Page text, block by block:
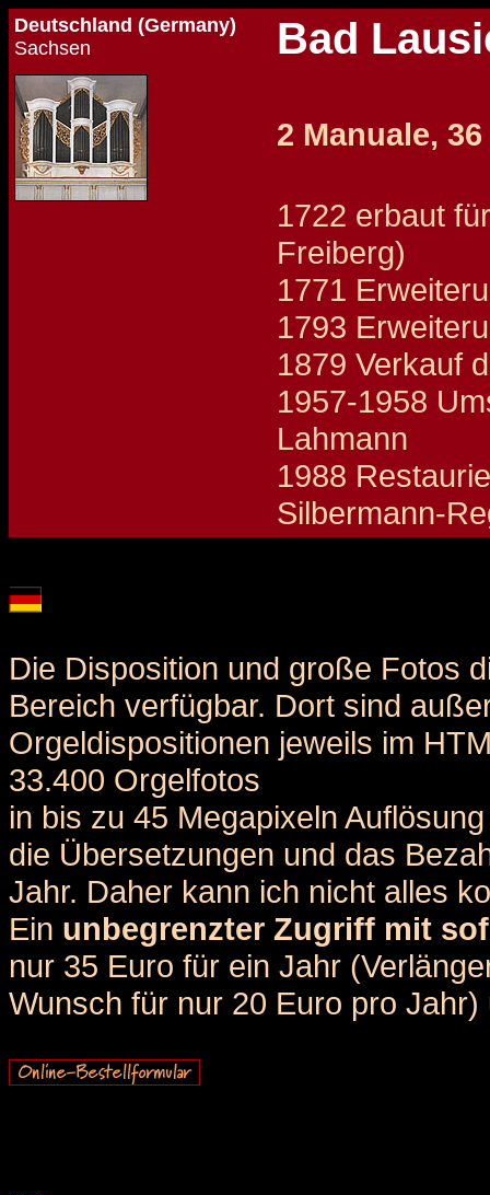
Deutschland (Germany)
Sachsen
Bad
2 Manuale,
1722 erbaut
Freiberg)
1771
1793
1879 Verkauf
1957-1958
Lahmann
1988
Silbermann-
Die Disposition und große Fotos
Bereich verfügbar. Dort sind
Orgeldispositionen jeweils im
33.400 Orgelfotos
in bis zu 45 Megapixeln
die Übersetzungen und das
Jahr. Daher kann ich nicht alles
Ein unbegrenzter Zugriff mit
nur 35 Euro für ein Jahr
Wunsch für nur 20 Euro pro